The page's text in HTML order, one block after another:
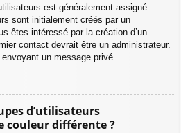
est généralement assigné
sont initialement créés par un
êtes intéressé par la création d’un
contact devrait être un administrateur.
un message privé.
d’utilisateurs
couleur différente ?